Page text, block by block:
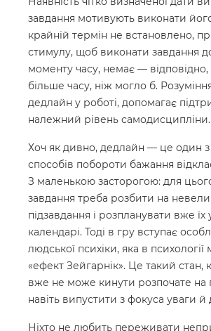
завдання мотивують виконати
крайній термін не встановлено,
стимулу, щоб виконати завдання
моменту часу, немає —
більше часу, ніж могло б.
дедлайн у роботі, допомагає
належний рівень самодисципліни.
Хоч як дивно, дедлайн — це один
способів побороти бажання
З маленькою засторогою: для
завдання треба розбити на
підзавдання і розпланувати вже їх
календарі. Тоді в гру вступає
людської психіки, яка в психології
«ефект Зейгарнік». Це такий
вже не може кинути розпочате на
навіть випустити з фокуса уваги й
Ніхто не любить переживати